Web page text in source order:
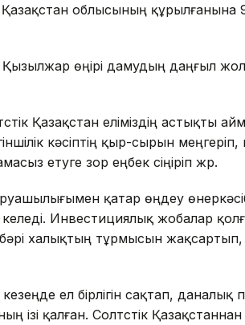
Қазақстан облысының
өңірі дамудың даңғыл
Қазақстан еліміздің астықты
кәсіптің қыр-сырын меңгеріп,
етуге зор еңбек сіңіріп жүр.
қатар өңдеу
Инвестициялық жобалар
халықтың тұрмысын жақсартып,
кезеңде ел бірлігін сақтап,
ізі қалған. Солтүстік